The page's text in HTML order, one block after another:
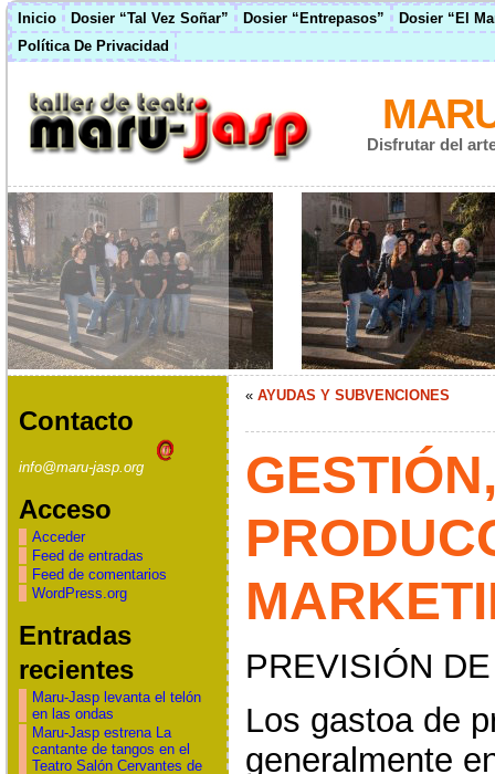
Inicio Dosier “Tal Vez Soñar” Dosier “Entrepasos”
Dosier “El
Política De Privacidad
Disfrutar del
Contacto
info@maru-jasp.org
Acceso
Acceder
Feed de entradas
Feed de comentarios
WordPress.org
Entradas
recientes
Maru-Jasp levanta el telón
en las ondas
Maru-Jasp estrena La
cantante de tangos en el
Teatro Salón Cervantes de
« AYUDAS Y SUBVENCIONES
PREVISIÓN
Los gastoa de
generalmente